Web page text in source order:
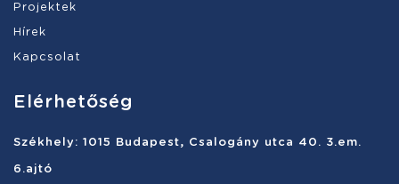
Projektek
Hírek
Kapcsolat
Elérhetőség
Székhely: 1015 Budapest, Csalogány utca 40. 3.em.
6.ajtó